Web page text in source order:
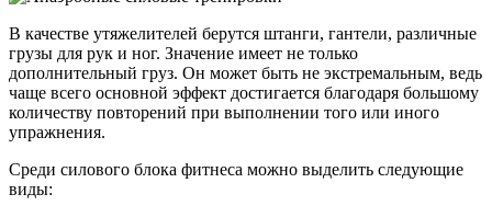
В качестве утяжелителей берутся штанги, гантели, различные
грузы для рук и ног. Значение имеет не только
дополнительный груз. Он может быть не экстремальным, ведь
чаще всего основной эффект достигается благодаря большому
количеству повторений при выполнении того или иного
упражнения.
Среди силового блока фитнеса можно выделить следующие
виды: